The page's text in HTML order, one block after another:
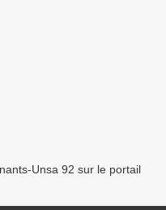
Unsa 92 sur le portail